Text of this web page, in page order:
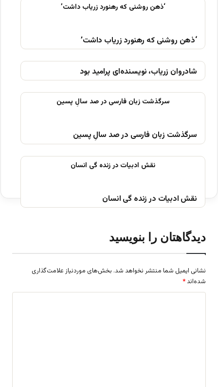
‘ذهن روشنی که رهنورد زریاب داشت’
شادروان زریاب، نویسنده‌ای پرامید بود
سرگذشت زبان فارسی در صد سالِ پسین
نقش ادبیات در زنده گی انسان
دیدگاهتان را بنویسید
نشانی ایمیل شما منتشر نخواهد شد. بخش‌های موردنیاز علامت‌گذاری
شده‌اند *